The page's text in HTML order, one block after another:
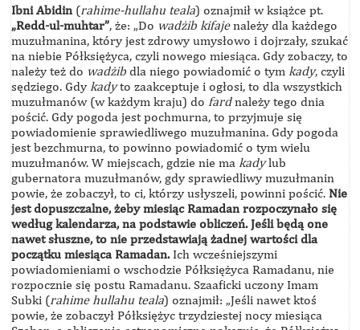
Ibni Abidin (rahime-hullahu teala) oznajmił w książce pt.
„Redd-ul-muhtar”, że: „Do wadżib kifajenależy dla każdego
muzułmanina, który jest zdrowy umysłowo i dojrzały, szukać
na niebie Półksiężyca, czyli nowego miesiąca. Gdy zobaczy, to
należy też do wadżib dla niego powiadomić o tym kady, czyli
sędziego. Gdy kadyto zaakceptuje i ogłosi, to dla wszystkich
muzułmanów (w każdym kraju) do fardnależy tego dnia
pościć. Gdy pogoda jest pochmurna, to przyjmuje się
powiadomienie sprawiedliwego muzułmanina. Gdy pogoda
jest bezchmurna, to powinno powiadomić o tym wielu
muzułmanów. W miejscach, gdzie nie ma kadylub
gubernatora muzułmanów, gdy sprawiedliwy muzułmanin
powie, że zobaczył, to ci, którzy usłyszeli, powinni pościć. Nie
jest dopuszczalne, żeby miesiąc Ramadan rozpoczynało się
według kalendarza, na podstawie obliczeń. Jeśli będą one
nawet słuszne, to nie przedstawiają żadnej wartości dla
początku miesiąca Ramadan. Ich wcześniejszymi
powiadomieniami o wschodzie Półksiężyca Ramadanu, nie
rozpocznie się postu Ramadanu. Szaaficki uczony Imam
Subki (rahime hullahu teala) oznajmił: „Jeśli nawet ktoś
powie, że zobaczył Półksiężyc trzydziestej nocy miesiąca